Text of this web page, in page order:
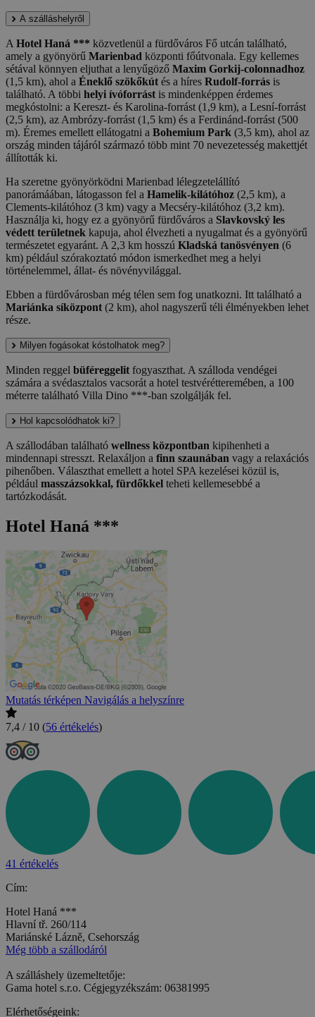
A szálláshelyről
A Hotel Haná *** közvetlenül a fürdőváros Fő utcán található,
amely a gyönyörű Marienbad központi főútvonala. Egy kellemes
sétával könnyen eljuthat a lenyűgöző Maxim Gorkij-colonnadhoz
(1,5 km), ahol a Éneklő szökőkút és a híres Rudolf-forrás is
található. A többi helyi ívóforrást is mindenképpen érdemes
megkóstolni: a Kereszt- és Karolina-forrást (1,9 km), a Lesní-forrást
(2,5 km), az Ambrózy-forrást (1,5 km) és a Ferdinánd-forrást (500
m). Éremes emellett ellátogatni a Bohemium Park (3,5 km), ahol az
ország minden tájáról származó több mint 70 nevezetesség makettjét
állították ki.
Ha szeretne gyönyörködni Marienbad lélegzetelállító
panorámáában, látogasson fel a Hamelik-kilátóhoz (2,5 km), a
Clements-kilátóhoz (3 km) vagy a Mecséry-kilátóhoz (3,2 km).
Használja ki, hogy ez a gyönyörű fürdőváros a Slavkovský les
védett területnek kapuja, ahol élvezheti a nyugalmat és a gyönyörű
természetet egyaránt. A 2,3 km hosszú Kladská tanösvényen (6
km) például szórakoztató módon ismerkedhet meg a helyi
történelemmel, állat- és növényvilággal.
Ebben a fürdővárosban még télen sem fog unatkozni. Itt található a
Mariánka síközpont (2 km), ahol nagyszerű téli élményekben lehet
része.
Milyen fogásokat kóstolhatok meg?
Minden reggel büféreggelit fogyaszthat. A szálloda vendégei
számára a svédasztalos vacsorát a hotel testvérétteremében, a 100
méterre található Villa Dino ***-ban szolgálják fel.
Hol kapcsolódhatok ki?
A szállodában található wellness központban kipihenheti a
mindennapi stresszt. Relaxáljon a finn szaunában vagy a relaxációs
pihenőben. Választhat emellett a hotel SPA kezelései közül is,
például masszázsokkal, fürdőkkel teheti kellemesebbé a
tartózkodását.
Hotel Haná ***
Mutatás térképen Navigálás a helyszínre
7,4 / 10 (56 értékelés)
41 értékelés
Cím:
Hotel Haná ***
Hlavní tř. 260/114
Mariánské Lázně, Csehország
Még több a szállodáról
A szálláshely üzemeltetője:
Gama hotel s.r.o. Cégjegyzékszám: 06381995
Elérhetőségeink: